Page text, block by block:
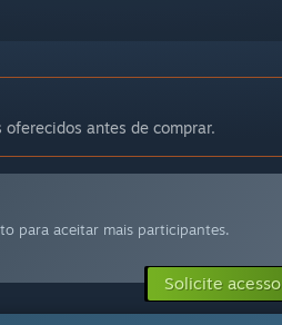
antes de comprar.
para aceitar mais participantes.
Solicite acesso